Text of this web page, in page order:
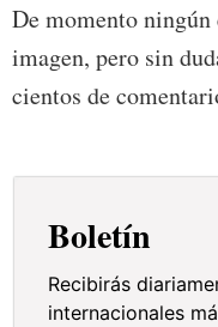
De momento
imagen, pero sin
cientos de
Boletín
Recibirás
internacionales